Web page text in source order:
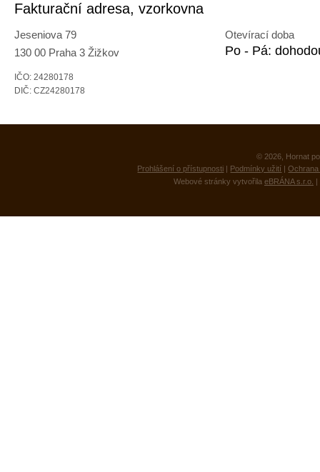
Fakturační adresa, vzorkovna
Jeseniova 79
130 00 Praha 3 Žižkov
IČO: 24280178
DIČ: CZ24280178
Otevírací doba
Po - Pá:
© 2026, Hornat
Prohlášení o přístupnosti | Podmínky užití |
Webové stránky vytvořila eBRÁNA s.r.o. |